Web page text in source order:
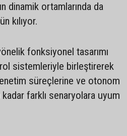
dinamik ortamlarında da
kılıyor.
fonksiyonel tasarımı
sistemleriyle birleştirerek
süreçlerine ve otonom
farklı senaryolara uyum